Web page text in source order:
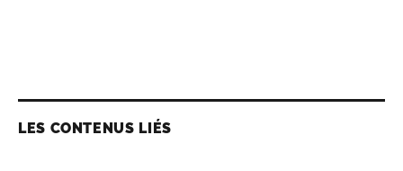
LES CONTENUS LIÉS